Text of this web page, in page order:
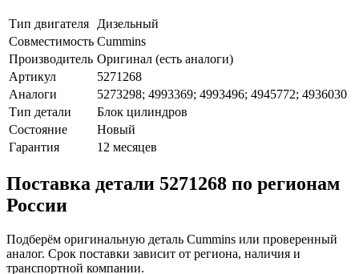
Тип двигателя
Дизельный
Совместимость Cummins
Производитель Оригинал (есть аналоги)
Артикул
5271268
Аналоги
5273298; 4993369; 4993496; 4945772; 4936030
Тип детали
Блок цилиндров
Состояние
Новый
Гарантия
12 месяцев
Поставка детали 5271268 по регионам
России
Подберём оригинальную деталь Cummins или проверенный
аналог. Срок поставки зависит от региона, наличия и
транспортной компании.